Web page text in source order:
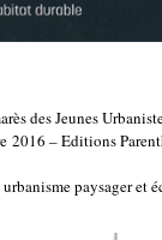
des Jeunes
2016 – Editions
paysager et